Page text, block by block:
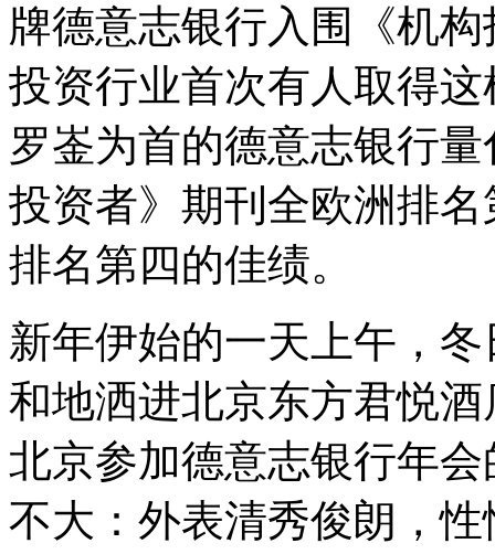
牌德意志银行入围《机
投资行业首次有人取得
罗崟为首的德意志银行
投资者》期刊全欧洲排
排名第四的佳绩。
新年伊始的一天上午，
和地洒进北京东方君悦
北京参加德意志银行年
不大：外表清秀俊朗，